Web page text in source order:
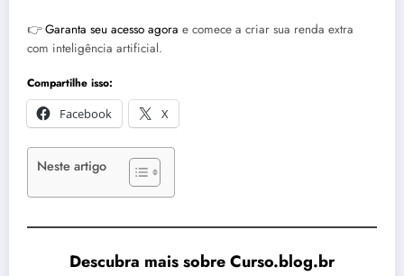
👉Garanta seu acesso agora e comece a criar sua renda extra
com inteligência artificial.
Compartilhe isso:
Facebook
X
Neste artigo
Descubra mais sobre Curso.blog.br